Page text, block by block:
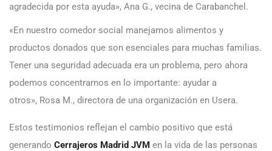
agradecida por esta ayuda», Ana G., vecina de Carabanchel.
«En nuestro comedor social manejamos alimentos y
productos donados que son esenciales para muchas familias.
Tener una seguridad adecuada era un problema, pero ahora
podemos concentrarnos en lo importante: ayudar a
otros», Rosa M., directora de una organización en Usera.
Estos testimonios reflejan el cambio positivo que está
generando Cerrajeros Madrid JVM en la vida de las personas